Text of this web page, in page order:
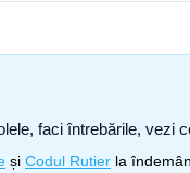
faci întrebările,
și Codul Rutier la